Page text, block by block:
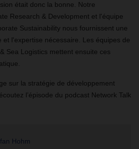
était donc la bonne. Notre
Research & Development et l'équipe
Sustainability nous fournissent une
et l'expertise nécessaire. Les équipes de
Sea Logistics mettent ensuite ces
sur la stratégie de développement
l’épisode du podcast Network Talk
Hohm